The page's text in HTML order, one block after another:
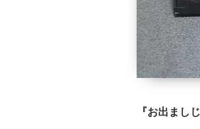
『お出まし